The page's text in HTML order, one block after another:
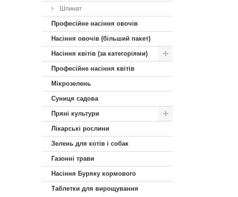
Шпинат
Професійне насіння овочів
Насіння овочів (більший пакет)
Насіння квітів (за категоріями)
Професійне насіння квітів
Мікрозелень
Суниця садова
Пряні культури
Лікарські рослини
Зелень для котів і собак
Газонні трави
Насіння Буряку кормового
Таблетки для вирощування